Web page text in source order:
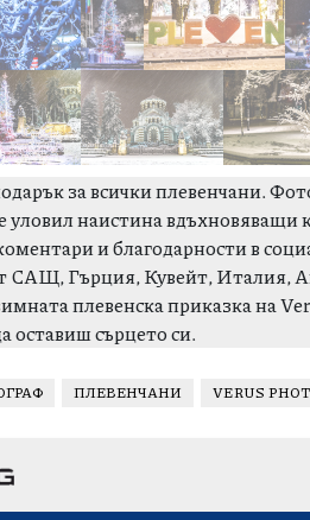
за всички плевенчани.
уловил наистина
и благодарности в
САЩ, Гърция, Кувейт, Италия,
плевенска приказка на
оставиш сърцето си.
ПЛЕВЕНЧАНИ VERUS